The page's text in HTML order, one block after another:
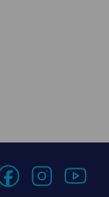
enam
arv, keda
leht